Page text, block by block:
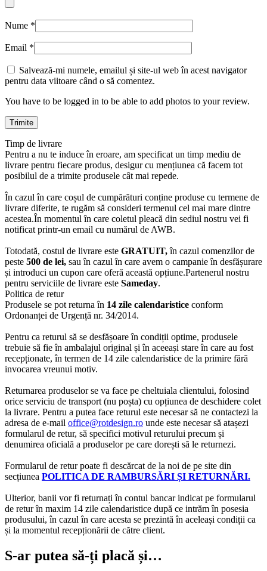
Nume *
Email *
Salvează-mi numele, emailul și site-ul web în acest navigator
pentru data viitoare când o să comentez.
You have to be logged in to be able to add photos to your review.
Timp de livrare
Pentru a nu te induce în eroare, am specificat un timp mediu de
livrare pentru fiecare produs, desigur cu mențiunea că facem tot
posibilul de a trimite produsele cât mai repede.
În cazul în care coșul de cumpărături conține produse cu termene de
livrare diferite, te rugăm să consideri termenul cel mai mare dintre
acestea.În momentul în care coletul pleacă din sediul nostru vei fi
notificat printr-un email cu numărul de AWB.
Totodată, costul de livrare este GRATUIT,în cazul comenzilor de
peste 500 de lei, sau în cazul în care avem o campanie în desfășurare
și introduci un cupon care oferă această opțiune.Partenerul nostru
pentru serviciile de livrare este Sameday.
Politica de retur
Produsele se pot returna în 14 zile calendaristice conform
Ordonanței de Urgență nr. 34/2014.
Pentru ca returul să se desfășoare în condiții optime, produsele
trebuie să fie în ambalajul original și în aceeași stare în care au fost
recepționate, în termen de 14 zile calendaristice de la primire fără
invocarea vreunui motiv.
Returnarea produselor se va face pe cheltuiala clientului, folosind
orice serviciu de transport (nu poșta) cu opțiunea de deschidere colet
la livrare. Pentru a putea face returul este necesar să ne contactezi la
adresa de e-mail office@rotdesign.ro unde este necesar să atașezi
formularul de retur, să specifici motivul returului precum și
denumirea oficială a produselor pe care dorești să le returnezi.
Formularul de retur poate fi descărcat de la noi de pe site din
secțiunea POLITICA DE RAMBURSĂRI ȘI RETURNĂRI.
Ulterior, banii vor fi returnați în contul bancar indicat pe formularul
de retur în maxim 14 zile calendaristice după ce intrăm în posesia
produsului, în cazul în care acesta se prezintă în aceleași condiții ca
și la momentul recepționării de către client.
S-ar putea să-ți placă și…